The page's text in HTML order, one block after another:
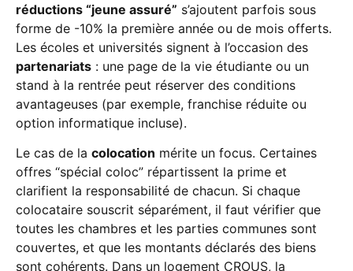
réductions “jeune assuré” s’ajoutent parfois sous
forme de -10% la première année ou de mois offerts.
Les écoles et universités signent à l’occasion des
partenariats : une page de la vie étudiante ou un
stand à la rentrée peut réserver des conditions
avantageuses (par exemple, franchise réduite ou
option informatique incluse).
Le cas de la colocation mérite un focus. Certaines
offres “spécial coloc” répartissent la prime et
clarifient la responsabilité de chacun. Si chaque
colocataire souscrit séparément, il faut vérifier que
toutes les chambres et les parties communes sont
couvertes, et que les montants déclarés des biens
sont cohérents. Dans un logement CROUS, la